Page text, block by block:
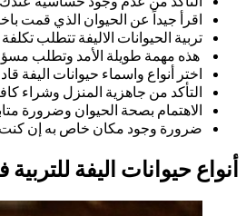
اقرأ جيداً عن الحيوان الذي قمت
تربية الحيوانات الاليفة تتطلب
هذه مهمة طويلة الأمد وتطلب
اختر أنواع واسماء حيوانات اليفة
التأكد من جاهزية المنزل وشراء
الاهتمام بصحة الحيوان وضرورة
ضرورة وجود مكان خاص به إن كنت
أنواع حيوانات اليفة